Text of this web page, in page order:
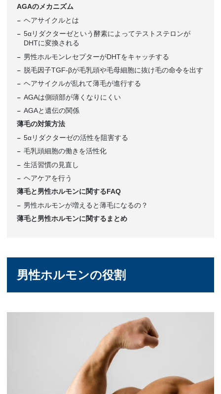
AGAのメカニズム
ヘアサイクルとは
5αリダクターゼという酵素によってテストステロンが
DHTに変換される
男性ホルモンレセプターがDHTをキャッチする
脱毛因子TGF-βが毛乳頭や毛母細胞に抜け毛の命令を出す
ヘアサイクルが乱れて薄毛が進行する
AGAは側頭部が薄くなりにくい
AGAと遺伝の関係
薄毛の対策方法
5αリダクターゼの活性を阻害する
毛乳頭細胞の働きを活性化
生活習慣の見直し
ヘアケアを行う
薄毛と男性ホルモンに関するFAQ
男性ホルモンが増えると薄毛になるの？
薄毛と男性ホルモンに関するまとめ
男性ホルモンの役割